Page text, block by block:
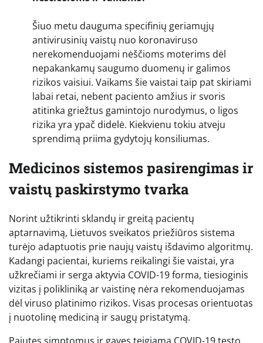
Šiuo metu dauguma specifinių geriamųjų
antivirusinių vaistų nuo koronaviruso
nerekomenduojami nėščioms moterims dėl
nepakankamų saugumo duomenų ir galimos
rizikos vaisiui. Vaikams šie vaistai taip pat skiriami
labai retai, nebent paciento amžius ir svoris
atitinka griežtus gamintojo nurodymus, o ligos
rizika yra ypač didelė. Kiekvienu tokiu atveju
sprendimą priima gydytojų konsiliumas.
Medicinos sistemos pasirengimas ir
vaistų paskirstymo tvarka
Norint užtikrinti sklandų ir greitą pacientų
aptarnavimą, Lietuvos sveikatos priežiūros sistema
turėjo adaptuotis prie naujų vaistų išdavimo algoritmų.
Kadangi pacientai, kuriems reikalingi šie vaistai, yra
užkrečiami ir serga aktyvia COVID-19 forma, tiesioginis
vizitas į polikliniką ar vaistinę nėra rekomenduojamas
dėl viruso platinimo rizikos. Visas procesas orientuotas
į nuotolinę mediciną ir saugų pristatymą.